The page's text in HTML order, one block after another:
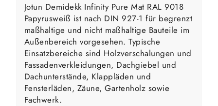
Jotun Demidekk Infinity Pure Mat RAL 9018
Papyrusweiß ist nach DIN 927-1 für begrenzt
maßhaltige und nicht maßhaltige Bauteile im
Außenbereich vorgesehen. Typische
Einsatzbereiche sind Holzverschalungen und
Fassadenverkleidungen, Dachgiebel und
Dachunterstände, Klappläden und
Fensterläden, Zäune, Gartenholz sowie
Fachwerk.